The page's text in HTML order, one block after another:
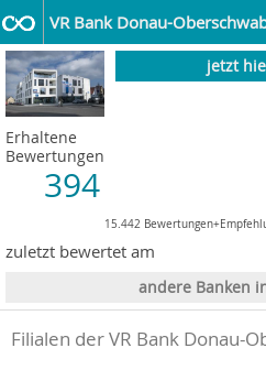
VR Bank Donau-
jetzt
Erhaltene
Bewertungen
394
15.442
zuletzt bewertet am
andere Banken
Filialen der VR Bank Donau-